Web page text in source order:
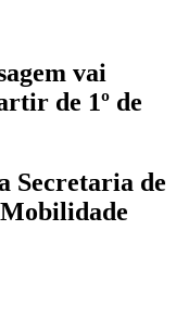
vai
de 1º de
Secretaria de